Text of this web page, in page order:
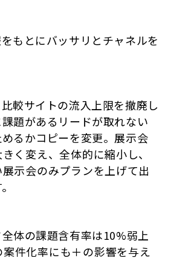
もとにバッサリとチャネルを
較サイトの流入上限を撤廃し
題があるリードが取れない
るかコピーを変更。 展示会
く変え、全体的に縮小し、
示会のみプランを上げて出
体の課題含有率は10%弱上
案件化率にも＋の影響を与え